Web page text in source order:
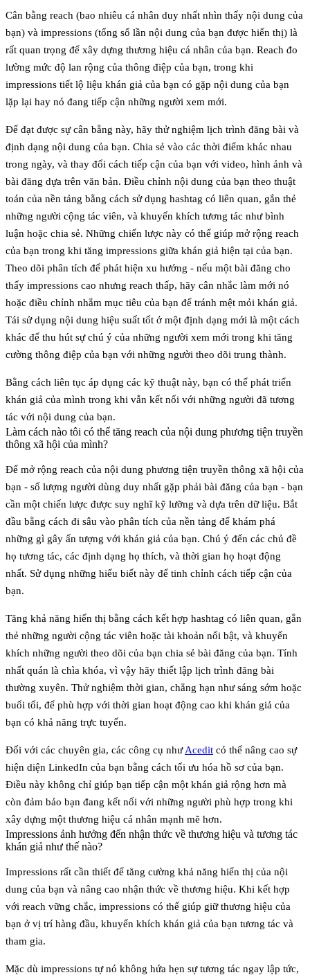
Cân bằng reach (bao nhiêu cá nhân duy nhất nhìn thấy nội dung của
bạn) và impressions (tổng số lần nội dung của bạn được hiển thị) là
rất quan trọng để xây dựng thương hiệu cá nhân của bạn. Reach đo
lường mức độ lan rộng của thông điệp của bạn, trong khi
impressions tiết lộ liệu khán giả của bạn có gặp nội dung của bạn
lặp lại hay nó đang tiếp cận những người xem mới.
Để đạt được sự cân bằng này, hãy thử nghiệm lịch trình đăng bài và
định dạng nội dung của bạn. Chia sẻ vào các thời điểm khác nhau
trong ngày, và thay đổi cách tiếp cận của bạn với video, hình ảnh và
bài đăng dựa trên văn bản. Điều chỉnh nội dung của bạn theo thuật
toán của nền tảng bằng cách sử dụng hashtag có liên quan, gắn thẻ
những người cộng tác viên, và khuyến khích tương tác như bình
luận hoặc chia sẻ. Những chiến lược này có thể giúp mở rộng reach
của bạn trong khi tăng impressions giữa khán giả hiện tại của bạn.
Theo dõi phân tích để phát hiện xu hướng - nếu một bài đăng cho
thấy impressions cao nhưng reach thấp, hãy cân nhắc làm mới nó
hoặc điều chỉnh nhắm mục tiêu của bạn để tránh mệt mỏi khán giả.
Tái sử dụng nội dung hiệu suất tốt ở một định dạng mới là một cách
khác để thu hút sự chú ý của những người xem mới trong khi tăng
cường thông điệp của bạn với những người theo dõi trung thành.
Bằng cách liên tục áp dụng các kỹ thuật này, bạn có thể phát triển
khán giả của mình trong khi vẫn kết nối với những người đã tương
tác với nội dung của bạn.
Làm cách nào tôi có thể tăng reach của nội dung phương tiện truyền
thông xã hội của mình?
Để mở rộng reach của nội dung phương tiện truyền thông xã hội của
bạn - số lượng người dùng duy nhất gặp phải bài đăng của bạn - bạn
cần một chiến lược được suy nghĩ kỹ lưỡng và dựa trên dữ liệu. Bắt
đầu bằng cách đi sâu vào phân tích của nền tảng để khám phá
những gì gây ấn tượng với khán giả của bạn. Chú ý đến các chủ đề
họ tương tác, các định dạng họ thích, và thời gian họ hoạt động
nhất. Sử dụng những hiểu biết này để tinh chỉnh cách tiếp cận của
bạn.
Tăng khả năng hiển thị bằng cách kết hợp hashtag có liên quan, gắn
thẻ những người cộng tác viên hoặc tài khoản nổi bật, và khuyến
khích những người theo dõi của bạn chia sẻ bài đăng của bạn. Tính
nhất quán là chìa khóa, vì vậy hãy thiết lập lịch trình đăng bài
thường xuyên. Thử nghiệm thời gian, chẳng hạn như sáng sớm hoặc
buổi tối, để phù hợp với thời gian hoạt động cao khi khán giả của
bạn có khả năng trực tuyến.
Đối với các chuyên gia, các công cụ nhưAcedit có thể nâng cao sự
hiện diện LinkedIn của bạn bằng cách tối ưu hóa hồ sơ của bạn.
Điều này không chỉ giúp bạn tiếp cận một khán giả rộng hơn mà
còn đảm bảo bạn đang kết nối với những người phù hợp trong khi
xây dựng một thương hiệu cá nhân mạnh mẽ hơn.
Impressions ảnh hưởng đến nhận thức về thương hiệu và tương tác
khán giả như thế nào?
Impressions rất cần thiết để tăng cường khả năng hiển thị của nội
dung của bạn và nâng cao nhận thức về thương hiệu. Khi kết hợp
với reach vững chắc, impressions có thể giúp giữ thương hiệu của
bạn ở vị trí hàng đầu, khuyến khích khán giả của bạn tương tác và
tham gia.
Mặc dù impressions tự nó không hứa hẹn sự tương tác ngay lập tức,